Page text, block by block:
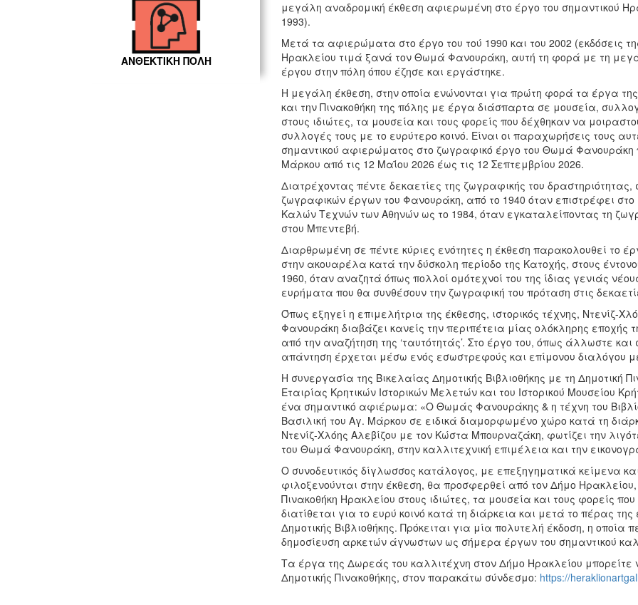
ΑΝΘΕΚΤΙΚΗ ΠΟΛΗ
μεγάλη αναδρομική έκθεση αφιερωμένη στο έργο του σημαντικού
1993).
Μετά τα αφιερώματα στο έργο του τού 1990 και του 2002 (εκδόσεις
Ηρακλείου τιμά ξανά τον Θωμά Φανουράκη, αυτή τη φορά με τη
έργου στην πόλη όπου έζησε και εργάστηκε.
Η μεγάλη έκθεση, στην οποία ενώνονται για πρώτη φορά τα έργα
και την Πινακοθήκη της πόλης με έργα διάσπαρτα σε μουσεία,
στους ιδιώτες, τα μουσεία και τους φορείς που δέχθηκαν να
συλλογές τους με το ευρύτερο κοινό. Είναι οι παραχωρήσεις τους
σημαντικού αφιερώματος στο ζωγραφικό έργο του Θωμά Φανουράκη
Μάρκου από τις 12 Μαΐου 2026 έως τις 12 Σεπτεμβρίου 2026.
Διατρέχοντας πέντε δεκαετίες της ζωγραφικής του
ζωγραφικών έργων του Φανουράκη, από το 1940 όταν επιστρέφει στο
Καλών Τεχνών των Αθηνών ως το 1984, όταν εγκαταλείποντας τη
στου Μπεντεβή.
Διαρθρωμένη σε πέντε κύριες ενότητες η έκθεση παρακολουθεί το
στην ακουαρέλα κατά την δύσκολη περίοδο της Κατοχής, στους
1960, όταν αναζητά όπως πολλοί ομότεχνοί του της ίδιας γενιάς
ευρήματα που θα συνθέσουν την ζωγραφική του πρόταση στις
Όπως εξηγεί η επιμελήτρια της έκθεσης, ιστορικός τέχνης, Ντενίζ-
Φανουράκη διαβάζει κανείς την περιπέτεια μίας ολόκληρης εποχής
από την αναζήτηση της ‘ταυτότητάς’. Στο έργο του, όπως άλλωστε
απάντηση έρχεται μέσω ενός εσωστρεφούς και επίμονου διαλόγου
Η συνεργασία της Βικελαίας Δημοτικής Βιβλιοθήκης με τη Δημοτική
Εταιρίας Κρητικών Ιστορικών Μελετών και του Ιστορικού Μουσείου
ένα σημαντικό αφιέρωμα: «Ο Θωμάς Φανουράκης & η τέχνη του
Βασιλική του Αγ. Μάρκου σε ειδικά διαμορφωμένο χώρο κατά τη
Ντενίζ-Χλόης Αλεβίζου με τον Κώστα Μπουρναζάκη, φωτίζει την
του Θωμά Φανουράκη, στην καλλιτεχνική επιμέλεια και την
Ο συνοδευτικός δίγλωσσος κατάλογος, με επεξηγηματικά κείμενα
φιλοξενούνται στην έκθεση, θα προσφερθεί από τον Δήμο Ηρακλείου,
Πινακοθήκη Ηρακλείου στους ιδιώτες, τα μουσεία και τους φορείς
διατίθεται για το ευρύ κοινό κατά τη διάρκεια και μετά το πέρας
Δημοτικής Βιβλιοθήκης. Πρόκειται για μία πολυτελή έκδοση, η
δημοσίευση αρκετών άγνωστων ως σήμερα έργων του σημαντικού
Τα έργα της Δωρεάς του καλλιτέχνη στον Δήμο Ηρακλείου μπορείτε
Δημοτικής Πινακοθήκης, στον παρακάτω σύνδεσμο: https://